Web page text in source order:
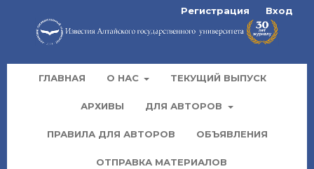
ГЛАВНАЯ О НАС ТЕКУЩИЙ ВЫПУСК
АРХИВЫ ДЛЯ АВТОРОВ
ПРАВИЛА ДЛЯ АВТОРОВ ОБЪЯВЛЕНИЯ
ОТПРАВКА МАТЕРИАЛОВ
Регистрация Вход